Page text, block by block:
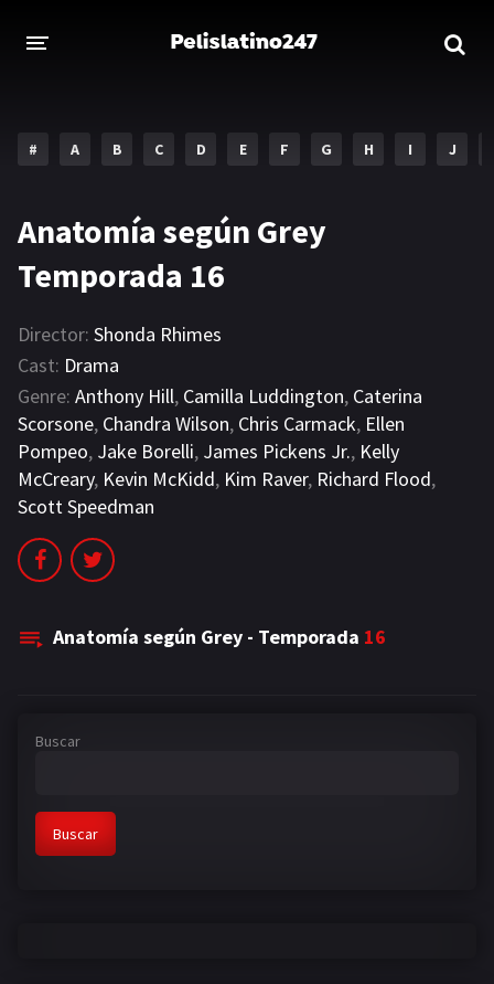
ESTRENOS 2023
Acción Aventura
Comedia
Drama
DISNEY
HBO MAX
AMAZON PRIME
NETFLIX
AÑOS
2014
2000
# A B C D E F G H I J
Anatomía según Grey
Temporada 16
Director: Shonda Rhimes
Cast: Drama
Genre: Anthony Hill, Camilla Luddington, Caterina
Scorsone, Chandra Wilson, Chris Carmack, Ellen
Pompeo, Jake Borelli, James Pickens Jr., Kelly
McCreary, Kevin McKidd, Kim Raver, Richard Flood,
Scott Speedman
Anatomía según Grey - Temporada 16
Buscar
Buscar